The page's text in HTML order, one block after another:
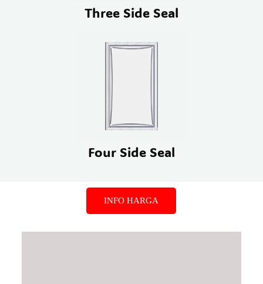
Three Side Seal
Four Side Seal
INFO HARGA